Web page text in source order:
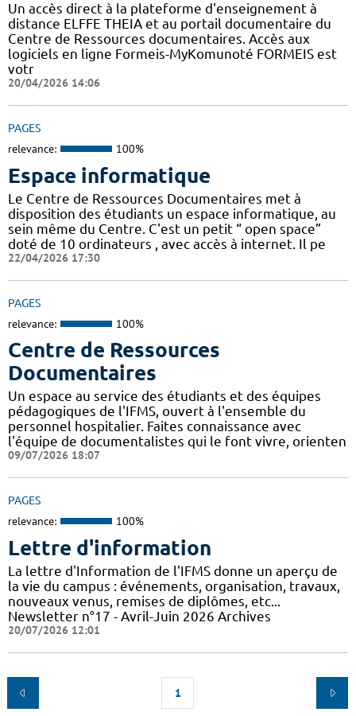
Un accès direct à la plateforme d'enseignement à
distance ELFFE THEIA et au portail documentaire du
Centre de Ressources documentaires. Accès aux
logiciels en ligne Formeis-MyKomunoté FORMEIS est
votr
20/04/2026 14:06
PAGES
relevance: 100%
Espace informatique
Le Centre de Ressources Documentaires met à
disposition des étudiants un espace informatique, au
sein même du Centre. C'est un petit “ open space”
doté de 10 ordinateurs , avec accès à internet. Il pe
22/04/2026 17:30
PAGES
relevance: 100%
Centre de Ressources
Documentaires
Un espace au service des étudiants et des équipes
pédagogiques de l'IFMS, ouvert à l'ensemble du
personnel hospitalier. Faites connaissance avec
l'équipe de documentalistes qui le font vivre, orienten
09/07/2026 18:07
PAGES
relevance: 100%
Lettre d'information
La lettre d'Information de l'IFMS donne un aperçu de
la vie du campus : événements, organisation, travaux,
nouveaux venus, remises de diplômes, etc...
Newsletter n°17 - Avril-Juin 2026 Archives
20/07/2026 12:01
1